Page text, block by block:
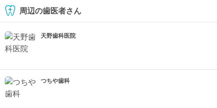
周辺の歯医者さん
天野歯科医院
つちや歯科